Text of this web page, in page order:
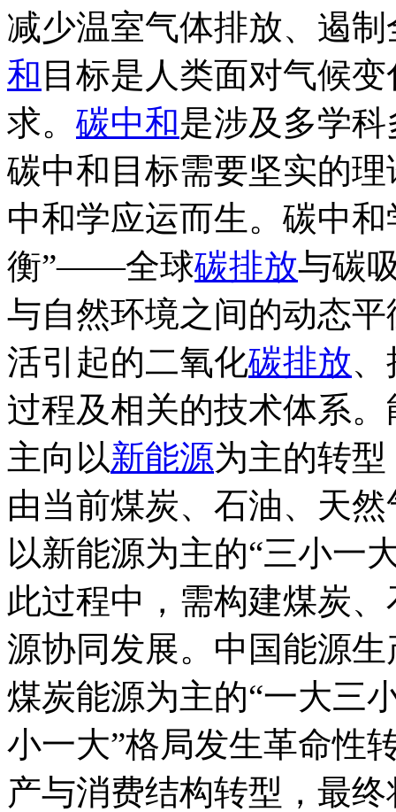
减少温室气体排放、遏
和 目标是人类面对气候
求。 碳中和是涉及多学
碳中和目标需要坚实的
中和学应运而生。碳中
衡”——全球碳排放与碳
与自然环境之间的动态
活引起的二氧化碳排放
过程及相关的技术体系
主向以新能源为主的转
由当前煤炭、石油、天然
以新能源为主的“三小一
此过程中，需构建煤炭
源协同发展。中国能源
煤炭能源为主的“一大三
小一大”格局发生革命性
产与消费结构转型，最